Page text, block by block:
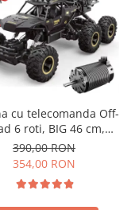
cu telecomanda Off-
6 roti, BIG 46 cm,
USB, acumulator,
46x22x20cm
390,00 RON
354,00 RON